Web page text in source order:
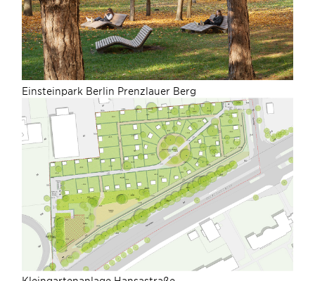
Einsteinpark Berlin Prenzlauer Berg